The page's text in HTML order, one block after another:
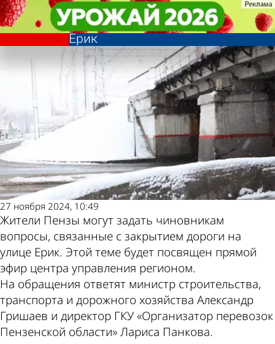
Пензенцы могут задать вопросы,
связанные с перекрытием ул.
Ерик
Общество
27 ноября 2024, 10:49
Жители Пензы могут задать чиновникам
вопросы, связанные с закрытием дороги на
улице Ерик. Этой теме будет посвящен прямой
эфир центра управления регионом.
На обращения ответят министр строительства,
транспорта и дорожного хозяйства Александр
Гришаев и директор ГКУ «Организатор перевозок
Пензенской области» Лариса Панкова.
Пензенцы могут задать вопросы,
связанные с перекрытием ул.
Ерик
Общество
Другие новости по
теме
Погода и курсы
валют в Пензе